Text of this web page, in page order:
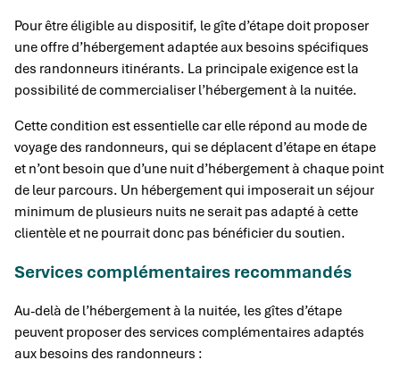
Pour être éligible au dispositif, le gîte d’étape doit proposer
une offre d’hébergement adaptée aux besoins spécifiques
des randonneurs itinérants. La principale exigence est la
possibilité de commercialiser l’hébergement à la nuitée.
Cette condition est essentielle car elle répond au mode de
voyage des randonneurs, qui se déplacent d’étape en étape
et n’ont besoin que d’une nuit d’hébergement à chaque point
de leur parcours. Un hébergement qui imposerait un séjour
minimum de plusieurs nuits ne serait pas adapté à cette
clientèle et ne pourrait donc pas bénéficier du soutien.
Services complémentaires recommandés
Au-delà de l’hébergement à la nuitée, les gîtes d’étape
peuvent proposer des services complémentaires adaptés
aux besoins des randonneurs :